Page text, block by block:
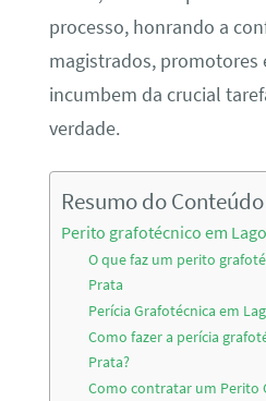
processo, honrando a
magistrados, promotores
incumbem da crucial
verdade.
Resumo do Conteúdo
Perito grafotécnico em
O que faz um perito
Prata
Perícia Grafotécnica em
Como fazer a perícia
Prata?
Como contratar um Perito